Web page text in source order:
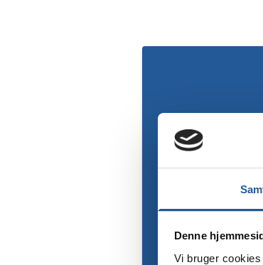
Denne
Vi bruger